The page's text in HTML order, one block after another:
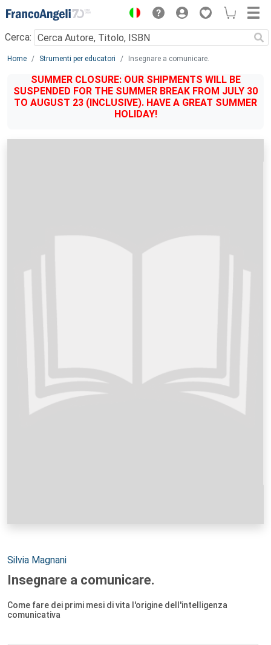
Menu
Cerca:
Main content
Home Strumenti per educatori Insegnare a comunicare.
SUMMER CLOSURE: OUR SHIPMENTS WILL BE
SUSPENDED FOR THE SUMMER BREAK FROM JULY 30
TO AUGUST 23 (INCLUSIVE). HAVE A GREAT SUMMER
HOLIDAY!
Autori:
Silvia Magnani
Insegnare a comunicare.
Come fare dei primi mesi di vita l'origine dell'intelligenza
comunicativa